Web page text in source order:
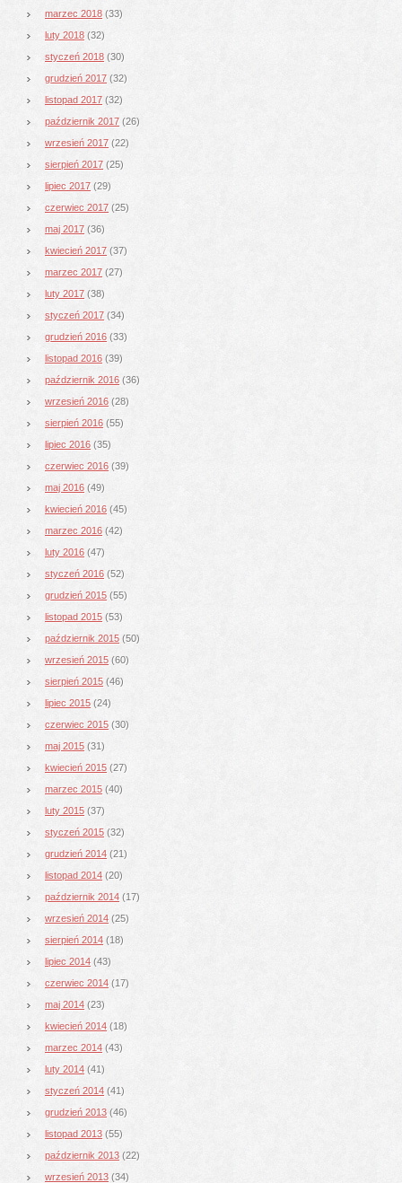
marzec 2018 (33)
luty 2018 (32)
styczeń 2018 (30)
grudzień 2017 (32)
listopad 2017 (32)
październik 2017 (26)
wrzesień 2017 (22)
sierpień 2017 (25)
lipiec 2017 (29)
czerwiec 2017 (25)
maj 2017 (36)
kwiecień 2017 (37)
marzec 2017 (27)
luty 2017 (38)
styczeń 2017 (34)
grudzień 2016 (33)
listopad 2016 (39)
październik 2016 (36)
wrzesień 2016 (28)
sierpień 2016 (55)
lipiec 2016 (35)
czerwiec 2016 (39)
maj 2016 (49)
kwiecień 2016 (45)
marzec 2016 (42)
luty 2016 (47)
styczeń 2016 (52)
grudzień 2015 (55)
listopad 2015 (53)
październik 2015 (50)
wrzesień 2015 (60)
sierpień 2015 (46)
lipiec 2015 (24)
czerwiec 2015 (30)
maj 2015 (31)
kwiecień 2015 (27)
marzec 2015 (40)
luty 2015 (37)
styczeń 2015 (32)
grudzień 2014 (21)
listopad 2014 (20)
październik 2014 (17)
wrzesień 2014 (25)
sierpień 2014 (18)
lipiec 2014 (43)
czerwiec 2014 (17)
maj 2014 (23)
kwiecień 2014 (18)
marzec 2014 (43)
luty 2014 (41)
styczeń 2014 (41)
grudzień 2013 (46)
listopad 2013 (55)
październik 2013 (22)
wrzesień 2013 (34)